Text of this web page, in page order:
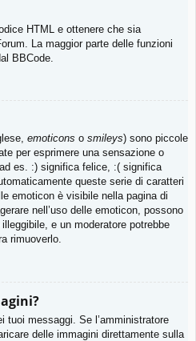
HTML e ottenere che sia
La maggior parte delle funzioni
BBCode.
emoticons o smileys) sono piccole
per esprimere una sensazione o
es. :) significa felice, :( significa
queste serie di caratteri
emoticon è visibile nella pagina di
nell’uso delle emoticon, possono
e un moderatore potrebbe
rimuoverlo.
tuoi messaggi. Se l’amministratore
delle immagini direttamente sulla